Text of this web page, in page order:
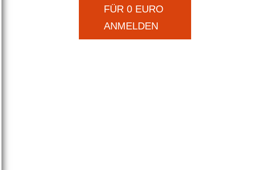
FÜR 0 EURO
ANMELDEN